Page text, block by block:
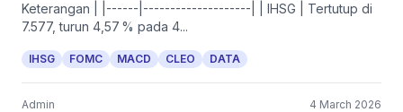
Keterangan | |------|--------------------| | IHSG | Tertutup di
7.577, turun 4,57 % pada 4...
IHSG FOMC MACD CLEO DATA
Admin 4 March 2026